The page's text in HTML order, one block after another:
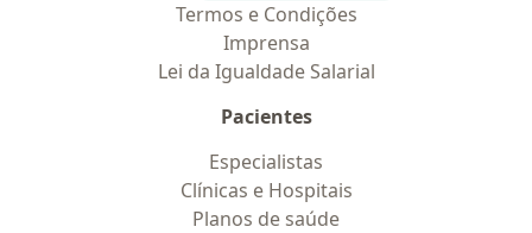
Termos e Condições
Imprensa
Lei da Igualdade Salarial
Pacientes
Especialistas
Clínicas e Hospitais
Planos de saúde